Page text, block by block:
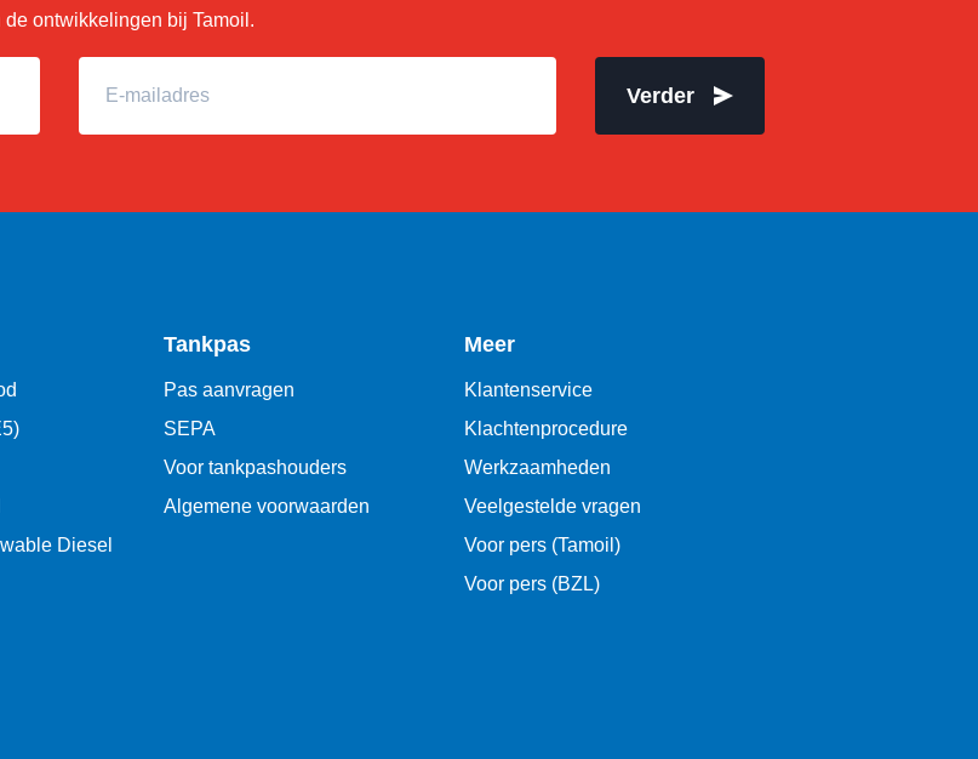
ontwikkelingen bij Tamoil.
Verder
Diesel
Tankpas
Pas aanvragen
SEPA
Voor tankpashouders
Algemene voorwaarden
Meer
Klantenservice
Klachtenprocedure
Werkzaamheden
Veelgestelde vragen
Voor pers (Tamoil)
Voor pers (BZL)